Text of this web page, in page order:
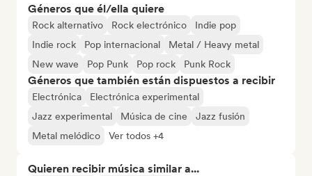
Géneros que él/ella quiere
Rock alternativo Rock electrónico
Indie pop
Indie rock
Pop internacional
Metal / Heavy metal
New wave
Pop Punk Pop rock Punk Rock
Géneros que también están dispuestos a recibir
Electrónica
Electrónica experimental
Jazz experimental
Música de cine
Jazz fusión
Metal melódico
Ver todos +4
Quieren recibir música similar a...